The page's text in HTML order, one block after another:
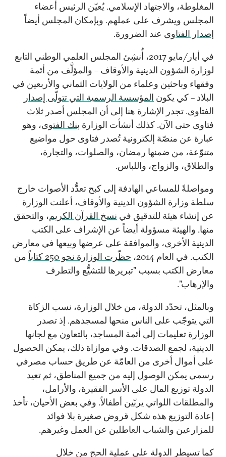
المغلوطة، والاجتهاد الإسلامي. يُعيّن الرئيس أعضاء
المجلس ويشرف على عملهم. وبإمكان المجلس أيضاً
إصدار الفتاوى عند الضرورة.
في أيار/مايو 2017، أُنشِئ المجلس العلمي الوطني التابع
لوزارة الشؤون الدينية والأوقاف – والمؤلَّف من أئمة
وفقهاء وباحثين وعلماء من الولايات الثماني والأربعين في
البلاد – كي يكون المؤسسة الرسمية التي تتولّى إصدار
الفتاوى. تجدر الإشارة هنا إلى أن المجلس أصدر ثلاث
فتاوى حتى الآن. كذلك أنشأت الوزارة بنك الفتوى، وهو
عبارة عن منصّة إلكترونية تُصدر فتاوى حول مواضيع
متنوّعة، من ضمنها رمضان، والصلوات، والتجارة،
والطلاق، والزواج، واللباس.
ومواصلةً للمساعي الهادفة إلى كبح تعدُّد الأصوات خارج
سلطة وزارة الشؤون الدينية والأوقاف، أعلنت الوزارة
عن إنشاء هيئة للتدقيق في نسخ القرآن الكريم، والتحقق
منها. والهيئة مسؤولة أيضاً عن الإشراف على الكتب
الدينية الأخرى، والموافقة على عرضها وبيعها في معارض
الكتب. في العام 2014،
حظّرت الوزارة نحو 250 كتاباً
من
معارض الكتب بسبب "تبريرها للتشيُّع والتطرف
والإرهاب".
وبالمثل، تحدّد الدولة، من خلال الوزارة، نسب الزكاة
التي يتوجّب على الناس منحها لمسجدهم. إذ تصدر
الوزارة تعليمات إلى أئمة المساجد، بالتعاون مع لجانها
الدينية، لجمع الصدقات. وفي موازاة ذلك، يمكن الحصول
على أموال أخرى من العامّة عن طريق حساب مصرفي
رسمي يمكن الوصول إليه من جميع المناطق، ثم تعيد
الدولة توزيع المال على الأسر الفقيرة، والأرامل،
والمطلقات اللواتي يربّين أطفالاً. وفي بعض الأحيان، تأخذ
إعادة التوزيع هذه شكل قروض صغيرة بلا فوائد
للمزارعين والشباب العاطلين عن العمل وغيرهم.
كما تسيطر الدولة على عملية الحج من خلال